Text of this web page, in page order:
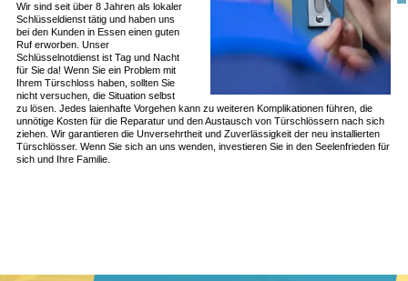
Wir sind seit über 8 Jahren als lokaler
Schlüsseldienst tätig und haben uns
bei den Kunden in Essen einen guten
Ruf erworben. Unser
Schlüsselnotdienst ist Tag und Nacht
für Sie da! Wenn Sie ein Problem mit
Ihrem Türschloss haben, sollten Sie
nicht versuchen, die Situation selbst
zu lösen. Jedes laienhafte Vorgehen kann zu weiteren Komplikationen führen, die
unnötige Kosten für die Reparatur und den Austausch von Türschlössern nach sich
ziehen. Wir garantieren die Unversehrtheit und Zuverlässigkeit der neu installierten
Türschlösser. Wenn Sie sich an uns wenden, investieren Sie in den Seelenfrieden für
sich und Ihre Familie.